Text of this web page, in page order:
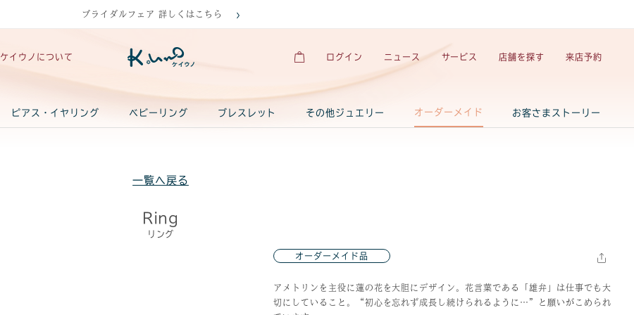
ブライダルフェア 詳しくはこちら
ケイウノについて ログイン ニュース サービス 店舗を探す 来店予約
ピアス・イヤリング ベビーリング ブレスレット その他ジュエリー オーダーメイド お客さまストーリー
一覧へ戻る
Ring
リング
オーダーメイド品
アメトリンを主役に蓮の花を大胆にデザイン。花言葉である「雄弁」は仕事でも大
切にしていること。“初心を忘れず成長し続けられるように…”と願いがこめられ